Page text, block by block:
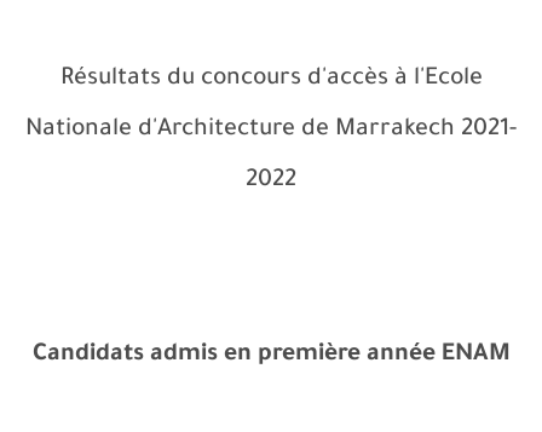
Résultats du concours d'accès à l'Ecole
Nationale d'Architecture de Marrakech 2021-
2022
Candidats admis en première année ENAM